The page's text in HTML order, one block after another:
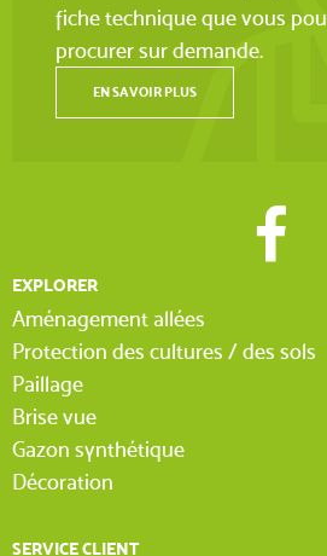
fiche technique que vous
procurer sur demande.
EN SAVOIR PLUS
EXPLORER
Aménagement allées
Protection des cultures / des sols
Paillage
Brise vue
Gazon synthétique
Décoration
SERVICE CLIENT